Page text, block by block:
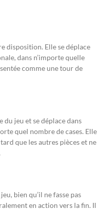
disposition. Elle se déplace
dans n’importe quelle
comme une tour de
du jeu et se déplace dans
quel nombre de cases. Elle
que les autres pièces et ne
bien qu’il ne fasse pas
en action vers la fin. Il